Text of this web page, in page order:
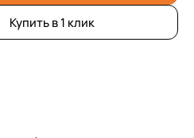
Купить в 1 клик